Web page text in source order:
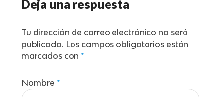
Deja una respuesta
Tu dirección de correo electrónico no será
publicada. Los campos obligatorios están
marcados con *
Nombre *